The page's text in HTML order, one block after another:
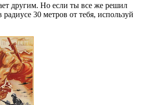
другим. Но если ты все же решил
30 метров от тебя, используй